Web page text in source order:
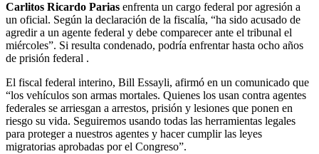
Carlitos Ricardo Parias enfrenta un cargo federal por agresión a
un oficial. Según la declaración de la fiscalía, “ha sido acusado de
agredir a un agente federal y debe comparecer ante el tribunal el
miércoles”. Si resulta condenado, podría enfrentar hasta ocho años
de prisión federal .
El fiscal federal interino, Bill Essayli, afirmó en un comunicado que
“los vehículos son armas mortales. Quienes los usan contra agentes
federales se arriesgan a arrestos, prisión y lesiones que ponen en
riesgo su vida. Seguiremos usando todas las herramientas legales
para proteger a nuestros agentes y hacer cumplir las leyes
migratorias aprobadas por el Congreso”.